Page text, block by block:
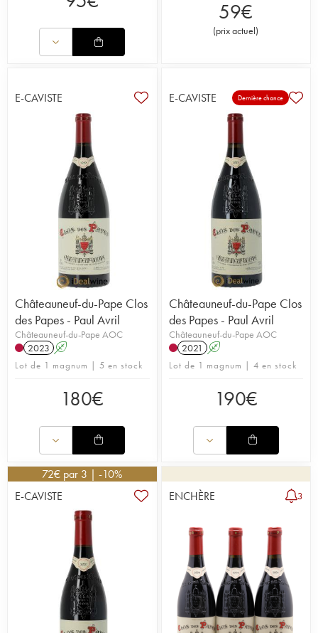
59€
(prix actuel)
E-CAVISTE
Châteauneuf-du-Pape Clos
des Papes - Paul Avril
Châteauneuf-du-Pape AOC
2023 A
Lot de 1 magnum | 5 en stock
180€
E-CAVISTE Dernière chance
Châteauneuf-du-Pape Clos
des Papes - Paul Avril
Châteauneuf-du-Pape AOC
2021 A
Lot de 1 magnum | 4 en stock
190€
72€ par 3 | -10%
E-CAVISTE
ENCHÈRE 3